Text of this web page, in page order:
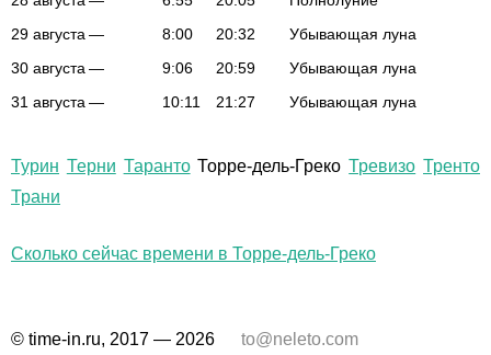
29 августа — 8:00 20:32
Убывающая луна
30 августа — 9:06 20:59
Убывающая луна
31 августа — 10:11 21:27 Убывающая луна
Турин Терни Таранто Торре-дель-Греко Тревизо Тренто
Трани
Сколько сейчас времени в Торре-дель-Греко
© time-in.ru, 2017 — 2026 to@neleto.com